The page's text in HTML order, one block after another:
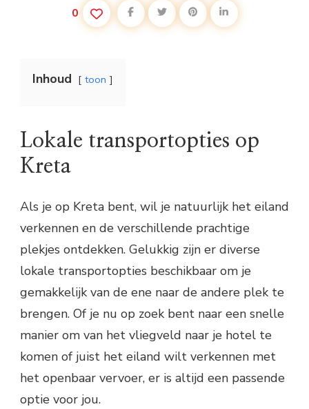
0
Inhoud toon
Lokale transportopties op
Kreta
Als je op Kreta bent, wil je natuurlijk het eiland
verkennen en de verschillende prachtige
plekjes ontdekken. Gelukkig zijn er diverse
lokale transportopties beschikbaar om je
gemakkelijk van de ene naar de andere plek te
brengen. Of je nu op zoek bent naar een snelle
manier om van het vliegveld naar je hotel te
komen of juist het eiland wilt verkennen met
het openbaar vervoer, er is altijd een passende
optie voor jou.